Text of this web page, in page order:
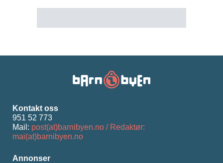
Kontakt oss
951 52 773
Mail: post(at)barnibyen.no / Redaktør:
mai(at)barnibyen.no
Annonser